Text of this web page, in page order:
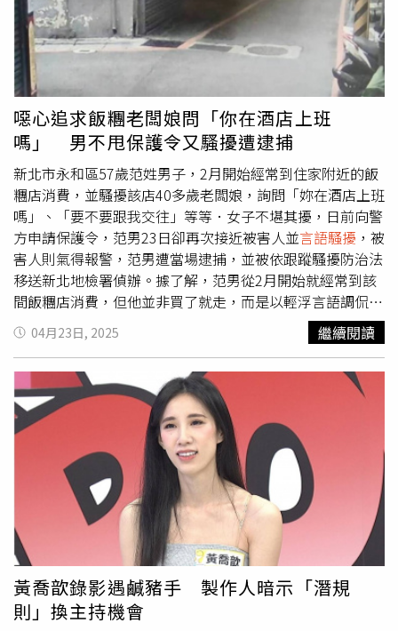
香港警局特地安排了女性巡佐帶她至案發的酒店，詢問她
「確定是這家飯店嗎」，她便點頭回應。不過，由於陳建州
（行為人）沒有去香港，這個案件仍一直被擱置。
《CTWANT》提醒您：◎若自身或旁人遭受身體精神虐待、
性騷擾、性侵害，請打110報案再打113找社工◎如果您覺
得痛苦、似乎沒有出路，您並不孤單，請撥打1925
男所為，蔡婦所辯不足採信，判賠2萬元。蔡婦被判賠後不
服提起上訴，反控陳男在前年7月、8月間，用難聽的罵人三
字經稱呼家裡的狗為畜牲；且從前年8月至今年3月間，經常
在家車前催汽車油門，再用工業電扇將廢氣吹往她的住家或
言語騷擾，陳男是藉提告賺取和解金。法官審理後認為，雖
然原審判決認定蔡婦所謂「畜生」是指陳男，顯有違誤，但
蔡婦提上訴卻未具體指出原判決認定事實有何違背法令、解
釋及其具體內容，她的上訴程序不合法，予以駁回，不得抗
告。
噁心追求飯糰老闆娘問「你在酒店上班
嗎」 男不甩保護令又騷擾遭逮捕
新北市永和區57歲范姓男子，2月開始經常到住家附近的飯
糰店消費，並騷擾該店40多歲老闆娘，詢問「妳在酒店上班
嗎」、「要不要跟我交往」等等．女子不堪其擾，日前向警
方申請保護令，范男23日卻再次接近被害人並言語騷擾 ，被
害人則氣得報警，范男遭當場逮捕，並被依跟蹤騷擾防治法
移送新北地檢署偵辦。據了解，范男從2月開始就經常到該
間飯糰店消費，但他並非買了就走，而是以輕浮言語調侃老
闆娘，稱「妳在酒店上班嗎？」、「親愛的，我喜歡
妳！」、「要不要跟我交往」等話語。被害人因范男的言語
而不堪其擾，更是又生氣又害怕，日前向警方申請保護令，
明文禁止范男接近其工作場所至少200公尺，范男卻無視保
護令並再次接近。范男23日上午經過該飯糰店，並再次以關
心為名找老闆娘攀談，稱「今天要注意保暖」、「要多吃
飯」等，對方則明確要求范男離她遠一點，范男竟持續說
「我只希望妳開心！」，被害人見他屢勸不聽，氣的當場報
警。警方到場後立刻依現行犯將范男逮捕，他坦承是想追求
老闆娘才會藉機接近，訊後被依跟蹤騷擾防治法移送新北地
檢署偵辦。警方呼籲，民眾第一時間若遇不理性追求的仰慕
者，請避免直接接觸或互動，除立即通報警方外，同時冷靜
蒐證或告訴親友尋求協助。
04月23日, 2025 繼續閱讀
黃喬歆錄影遇鹹豬手 製作人暗示「潛規
則」換主持機會